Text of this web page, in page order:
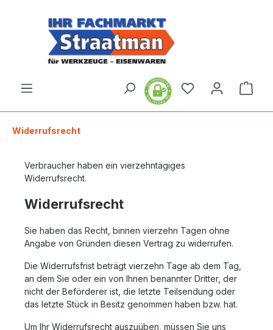
Widerrufsrecht
Verbraucher haben ein vierzehntägiges
Widerrufsrecht.
Widerrufsrecht
Sie haben das Recht, binnen vierzehn Tagen ohne
Angabe von Gründen diesen Vertrag zu widerrufen.
Die Widerrufsfrist beträgt vierzehn Tage ab dem Tag,
an dem Sie oder ein von Ihnen benannter Dritter, der
nicht der Beförderer ist, die letzte Teilsendung oder
das letzte Stück in Besitz genommen haben bzw. hat.
Um Ihr Widerrufsrecht auszuüben, müssen Sie uns